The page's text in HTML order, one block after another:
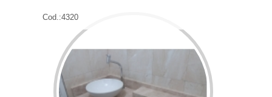
Cod.:4320